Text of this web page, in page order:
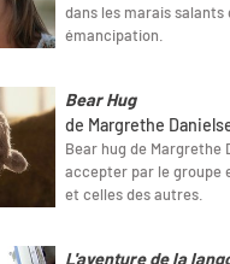
dans les marais
émancipation.
Bear Hug
de Margrethe
Bear hug de Margrethe
accepter par le groupe
et celles des autres.
L'aventure de la